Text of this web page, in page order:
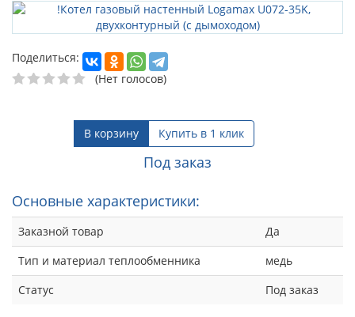
Поделиться:
(Нет голосов)
В корзину Купить в 1 клик
Под заказ
Основные характеристики:
Заказной товар
Да
Тип и материал теплообменника
медь
Статус
Под заказ